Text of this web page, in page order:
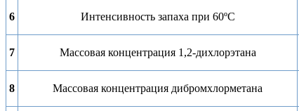
6 Интенсивность запаха при 60ºС
7 Масcовая концентрация 1,2-дихлорэтана
8 Масcовая концентрация дибромхлорметана